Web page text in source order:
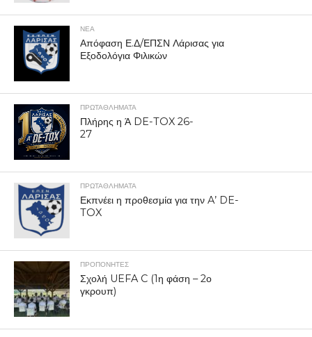
ΝΕΑ
Απόφαση Ε.Δ/ΕΠΣΝ Λάρισας για
Εξοδολόγια Φιλικών
ΠΡΩΤΑΘΛΉΜΑΤΑ
Πλήρης η Ά DE-TOX 26-
27
ΠΡΩΤΑΘΛΉΜΑΤΑ
Εκπνέει η προθεσμία για την A’ DE-
TOX
ΠΡΟΠΟΝΗΤΈΣ
Σχολή UEFA C (1η φάση – 2ο
γκρουπ)